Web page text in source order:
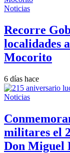
Noticias
Recorre
localidades
Mocorito
6 días hace
Noticias
militares el
Don Miguel